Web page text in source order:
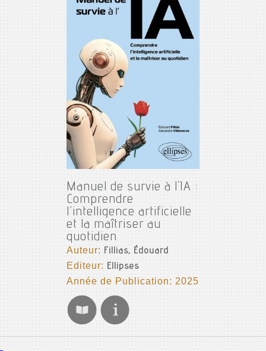
Manuel de survie à l'IA :
Comprendre
l’intelligence artificielle
et la maîtriser au
quotidien
Auteur:Fillias, Édouard
Editeur: Ellipses
Année de Publication: 2025